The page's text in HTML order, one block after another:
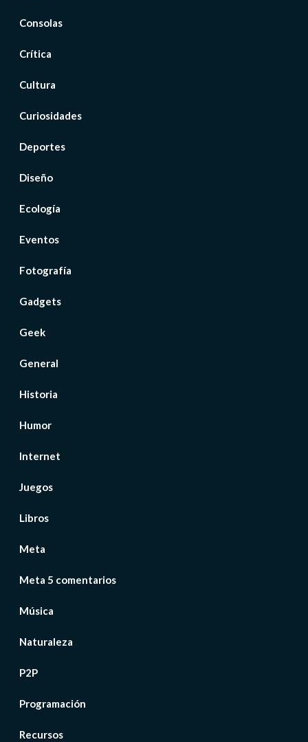
Consolas
Crítica
Cultura
Curiosidades
Deportes
Diseño
Ecología
Eventos
Fotografía
Gadgets
Geek
General
Historia
Humor
Internet
Juegos
Libros
Meta
Meta 5 comentarios
Música
Naturaleza
P2P
Programación
Recursos